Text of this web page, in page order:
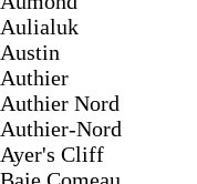
Aulialuk
Austin
Authier
Authier Nord
Authier-Nord
Ayer's Cliff